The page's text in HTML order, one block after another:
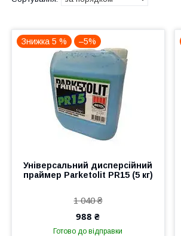
Знижка 5 % –5%
Універсальний дисперсійний
праймер Parketolit PR15 (5 кг)
1 040 ₴
988 ₴
Готово до відправки